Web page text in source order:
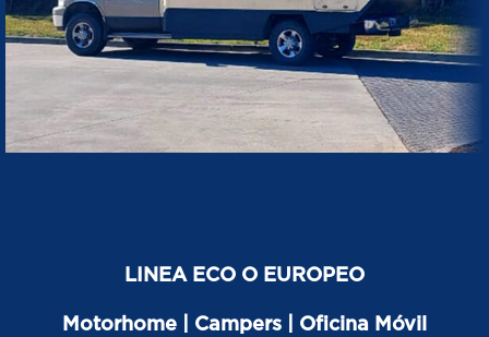
LINEA ECO O EUROPEO
Motorhome | Campers | Oficina Móvil